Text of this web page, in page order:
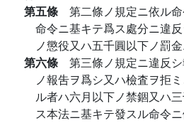
第五條 第二條ノ規定ニ依ル
命令ニ基キテ爲ス處分ニ違
ノ懲役又ハ五千圓以下ノ罰
第六條 第三條ノ規定ニ違反
ノ報吿ヲ爲シ又ハ檢査ヲ拒
ル者ハ六月以下ノ禁錮又ハ
ス本法ニ基キテ發スル命令